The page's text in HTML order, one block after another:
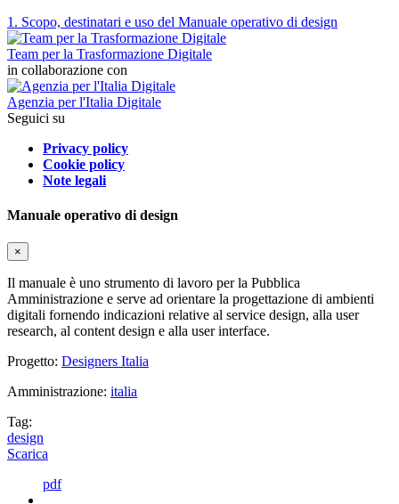
1. Scopo, destinatari e uso del Manuale operativo di design
Team per la Trasformazione Digitale
in collaborazione con
Agenzia per l'Italia Digitale
Seguici su
Privacy policy
Cookie policy
Note legali
Manuale operativo di design
×
Il manuale è uno strumento di lavoro per la Pubblica
Amministrazione e serve ad orientare la progettazione di ambienti
digitali fornendo indicazioni relative al service design, alla user
research, al content design e alla user interface.
Progetto: Designers Italia
Amministrazione: italia
Tag:
design
Scarica
pdf